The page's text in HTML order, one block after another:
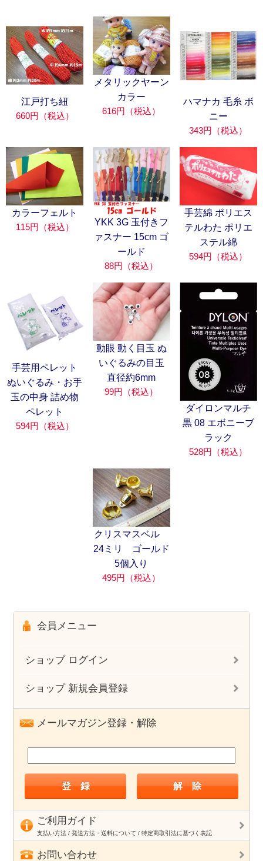
江戸打ち紐
660円（税込）
メタリックヤーン
カラー
616円（税込）
ハマナカ 毛糸 ボ
ニー
343円（税込）
カラーフェルト
115円（税込）
YKK 3G 玉付きフ
ァスナー 15cm ゴ
ールド
88円（税込）
手芸綿 ポリエス
テルわた ポリエ
ステル綿
594円（税込）
手芸用ペレット
ぬいぐるみ・お手
玉の中身 詰め物
ペレット
594円（税込）
動眼 動く目玉 ぬ
いぐるみの目玉
直径約6mm
99円（税込）
ダイロンマルチ
黒 08 エボニーブ
ラック
528円（税込）
クリスマスベル
24ミリ ゴールド
5個入り
495円（税込）
会員メニュー
ショップ ログイン
ショップ 新規会員登録
メールマガジン登録・解除
ご利用ガイド
支払い方法 / 発送方法・送料について / 特定商取引法に基づく表記
お問い合わせ